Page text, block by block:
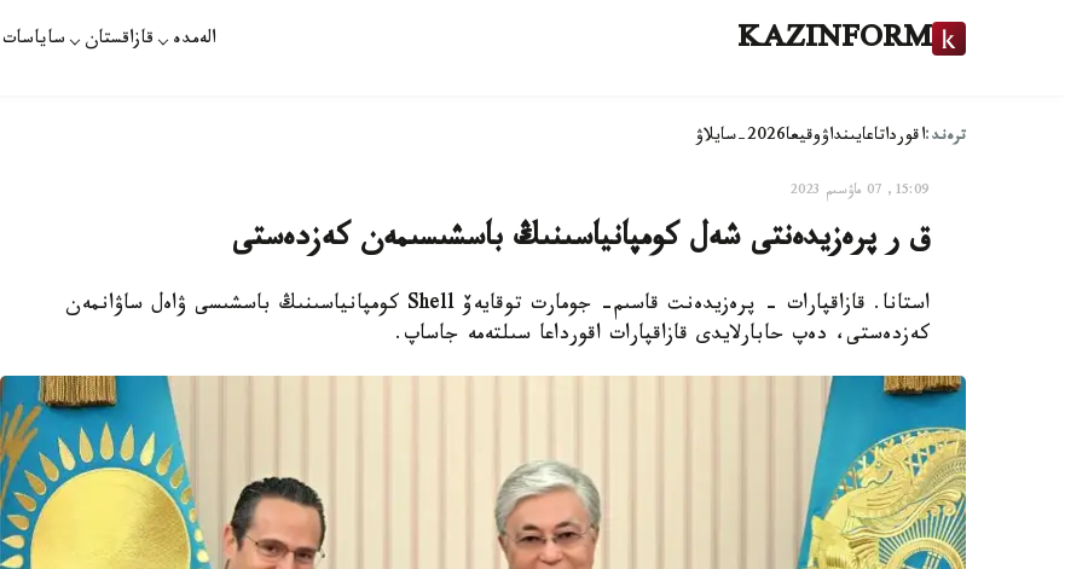
KAZINFORM الەمدە قازاقستان ساياسات
ترەند:اقورداتاعايىنداۋوقيعا2026-سايلاۋ
15:09, 07 ماۋسىم 2023
ق ر پرەزيدەنتى شەل كومپانياسىنىڭ باسشىسىمەن كەزدەستى
استانا. قازاقپارات - پرەزيدەنت قاسىم- جومارت توقايەۆ Shell كومپانياسىنىڭ باسشىسى ۋاەل ساۋانمەن
كەزدەستى، دەپ حابارلايدى قازاقپارات اقورداعا سىلتەمە جاساپ.